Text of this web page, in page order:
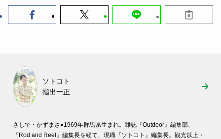
ソトコト
指出一正
さしで・かずまさ●1969年群馬県生まれ。雑誌『Outdoor』編集部、
『Rod and Reel』編集長を経て、現職『ソトコト』編集長。観光以上・